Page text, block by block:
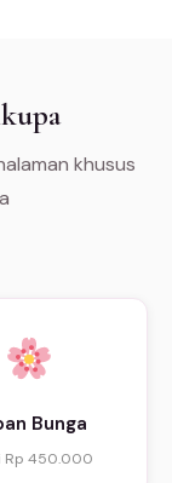
khusus
Bunga
Rp 450.000